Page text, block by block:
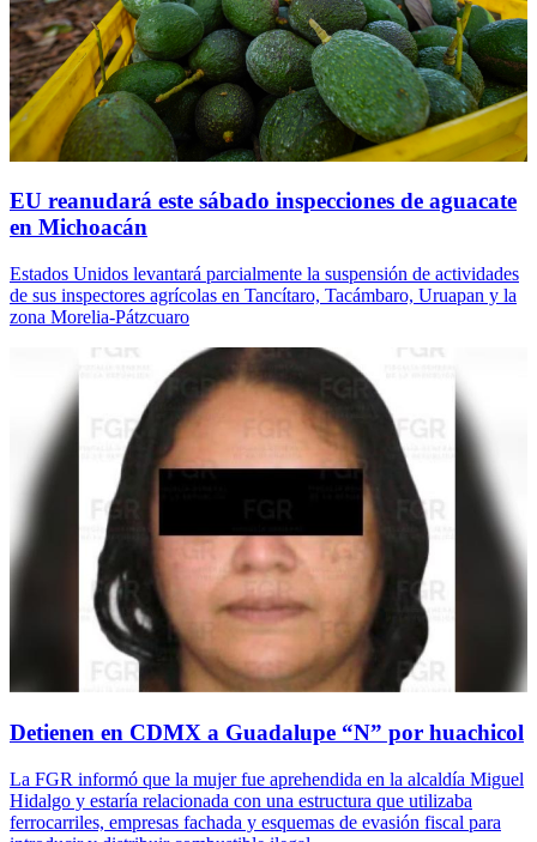
EU reanudará este sábado inspecciones de aguacate
en Michoacán
Estados Unidos levantará parcialmente la suspensión de actividades
de sus inspectores agrícolas en Tancítaro, Tacámbaro, Uruapan y la
zona Morelia-Pátzcuaro
Detienen en CDMX a Guadalupe “N” por huachicol
La FGR informó que la mujer fue aprehendida en la alcaldía Miguel
Hidalgo y estaría relacionada con una estructura que utilizaba
ferrocarriles, empresas fachada y esquemas de evasión fiscal para